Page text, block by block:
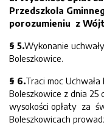
Przedszkola
porozumieniu z
§ 5.Wykonanie
Boleszkowice.
§ 6.Traci moc
Boleszkowice z dnia
wysokości opłaty za
Boleszkowicach